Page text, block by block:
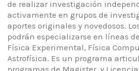
de realizar investigación
activamente en grupos de
aportes originales y novedosos.
podrán especializarse en líneas
Física Experimental, Física
Astrofísica. Es un programa